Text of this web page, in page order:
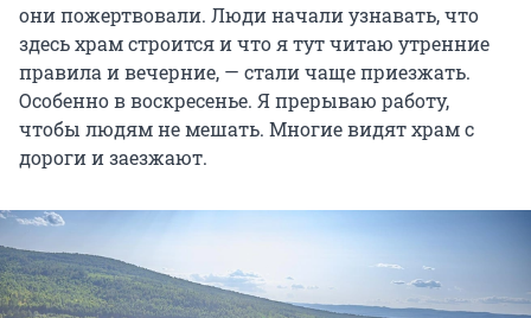
они пожертвовали. Люди начали узнавать, что
здесь храм строится и что я тут читаю утренние
правила и вечерние, — стали чаще приезжать.
Особенно в воскресенье. Я прерываю работу,
чтобы людям не мешать. Многие видят храм с
дороги и заезжают.